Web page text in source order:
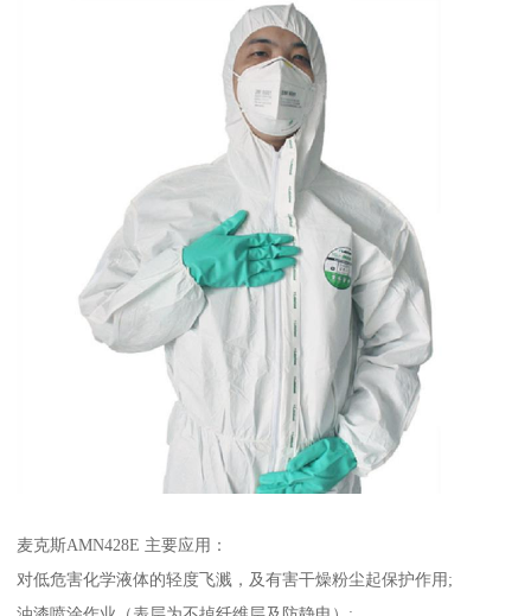
麦克斯AMN428E 主要应用：
对低危害化学液体的轻度飞溅，及有害干燥粉尘起保护作用;